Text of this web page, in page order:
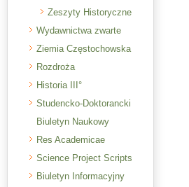
Zeszyty Historyczne
Wydawnictwa zwarte
Ziemia Częstochowska
Rozdroża
Historia III°
Studencko-Doktorancki
Biuletyn Naukowy
Res Academicae
Science Project Scripts
Biuletyn Informacyjny